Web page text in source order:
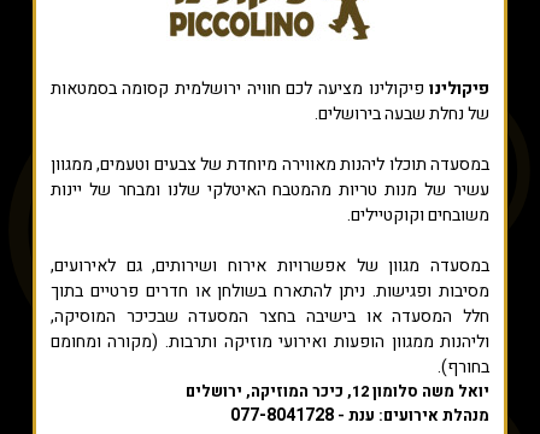
פיקולינופיקולינו מציעה לכם חוויה ירושלמית קסומה בסמטאות
של נחלת שבעה בירושלים.
במסעדה תוכלו ליהנות מאווירה מיוחדת של צבעים וטעמים, ממגוון
עשיר של מנות טריות מהמטבח האיטלקי שלנו ומבחר של יינות
משובחים וקוקטיילים.
במסעדה מגוון של אפשרויות אירוח ושירותים, גם לאירועים,
מסיבות ופגישות. ניתן להתארח בשולחן או חדרים פרטיים בתוך
חלל המסעדה או בישיבה בחצר המסעדה שבכיכר המוסיקה,
וליהנות ממגוון הופעות ואירועי מוזיקה ותרבות. (מקורה ומחומם
בחורף).
יואל משה סלומון 12, כיכר המוזיקה, ירושלים
מנהלת אירועים: ענת - 077-8041728